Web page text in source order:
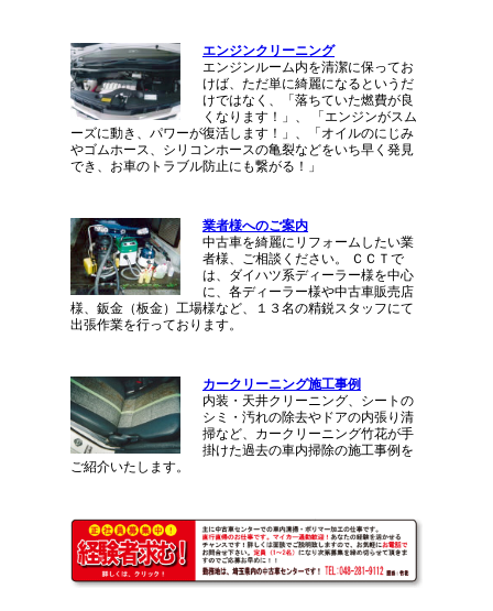
エンジンクリーニング
エンジンルーム内を清潔に保ってお
けば、ただ単に綺麗になるというだ
けではなく、「落ちていた燃費が良
くなります！」、 「エンジンがスム
ーズに動き、パワーが復活します！」、「オイルのにじみ
やゴムホース、シリコンホースの亀裂などをいち早く発見
でき、お車のトラブル防止にも繋がる！」
業者様へのご案内
中古車を綺麗にリフォームしたい業
者様、ご相談ください。 ＣＣＴで
は、ダイハツ系ディーラー様を中心
に、各ディーラー様や中古車販売店
様、鈑金（板金）工場様など、１３名の精鋭スタッフにて
出張作業を行っております。
カークリーニング施工事例
内装・天井クリーニング、シートの
シミ・汚れの除去やドアの内張り清
掃など、カークリーニング竹花が手
掛けた過去の車内掃除の施工事例を
ご紹介いたします。